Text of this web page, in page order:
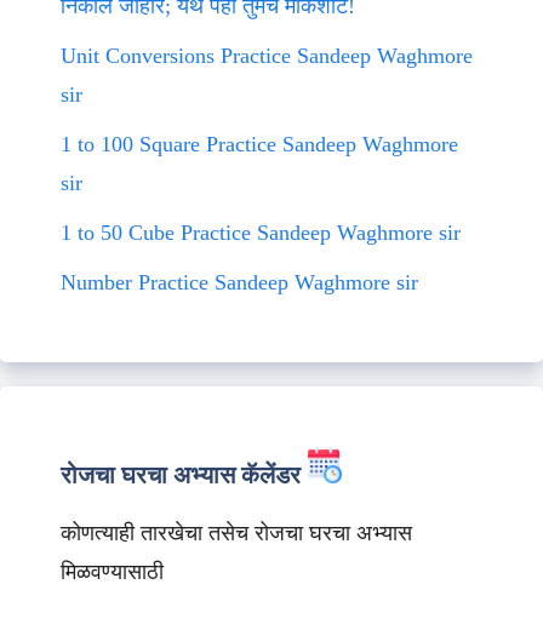
निकाल जाहीर; येथे पहा तुमचे मार्कशीट!
Unit Conversions Practice Sandeep Waghmore
sir
1 to 100 Square Practice Sandeep Waghmore
sir
1 to 50 Cube Practice Sandeep Waghmore sir
Number Practice Sandeep Waghmore sir
रोजचा घरचा अभ्यास कॅलेंडर
कोणत्याही तारखेचा तसेच रोजचा घरचा अभ्यास
मिळवण्यासाठी